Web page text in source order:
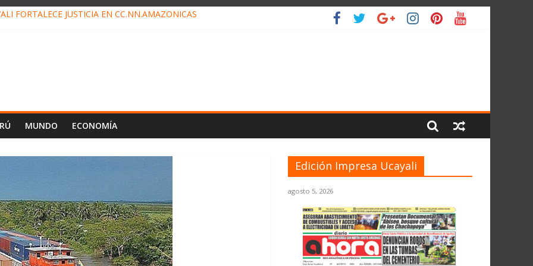
FORTALECE JUSTICIA EN CC.NN.AMAZÓNICAS
MUNDO ECONOMÍA
Edición Impresa Ucayali
agosto 5, 2026